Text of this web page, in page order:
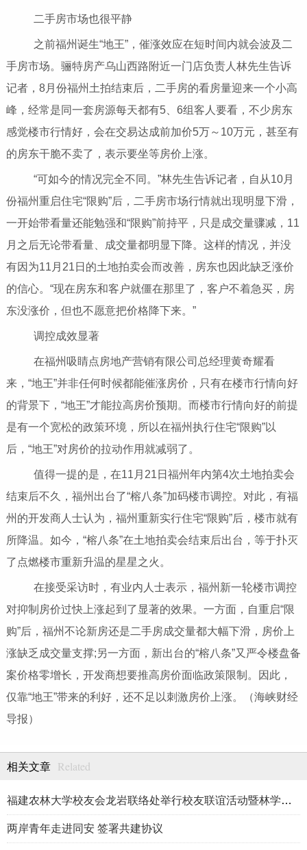
二手房市场也很平静
之前福州诞生“地王”，催涨效应在短时间内就会波及二
手房市场。骊特房产乌山西路附近一门店负责人林先生告诉
记者，8月份福州土拍结束后，二手房的看房量迎来一个小高
峰，经常是同一套房源每天都有5、6组客人要看，不少房东
感觉楼市行情好，会在交易达成前加价5万～10万元，甚至有
的房东干脆不卖了，表示要坐等房价上涨。
“可如今的情况完全不同。”林先生告诉记者，自从10月
份福州重启住宅“限购”后，二手房市场行情就出现明显下滑，
一开始带看量还能勉强和“限购”前持平，只是成交量骤减，11
月之后无论带看量、成交量都明显下降。这样的情况，并没
有因为11月21日的土地拍卖会而改善，房东也因此缺乏涨价
的信心。“现在房东和客户就僵在那里了，客户不着急买，房
东没涨价，但也不愿意把价格降下来。”
调控成效显著
在福州吸睛点房地产营销有限公司总经理黄奇耀看
来，“地王”并非任何时候都能催涨房价，只有在楼市行情向好
的背景下，“地王”才能拉高房价预期。而楼市行情向好的前提
是有一个宽松的政策环境，所以在福州执行住宅“限购”以
后，“地王”对房价的拉动作用就减弱了。
值得一提的是，在11月21日福州年内第4次土地拍卖会
结束后不久，福州出台了“榕八条”加码楼市调控。对此，有福
州的开发商人士认为，福州重新实行住宅“限购”后，楼市就有
所降温。如今，“榕八条”在土地拍卖会结束后出台，等于扑灭
了点燃楼市重新升温的星星之火。
在接受采访时，有业内人士表示，福州新一轮楼市调控
对抑制房价过快上涨起到了显著的效果。一方面，自重启“限
购”后，福州不论新房还是二手房成交量都大幅下滑，房价上
涨缺乏成交量支撑;另一方面，新出台的“榕八条”又严令楼盘备
案价格零增长，开发商想要推高房价面临政策限制。因此，
仅靠“地王”带来的利好，还不足以刺激房价上涨。（海峡财经
导报）
相关文章 Related
福建农林大学校友会龙岩联络处举行校友联谊活动暨林学、生物医药
两岸青年走进同安 签署共建协议